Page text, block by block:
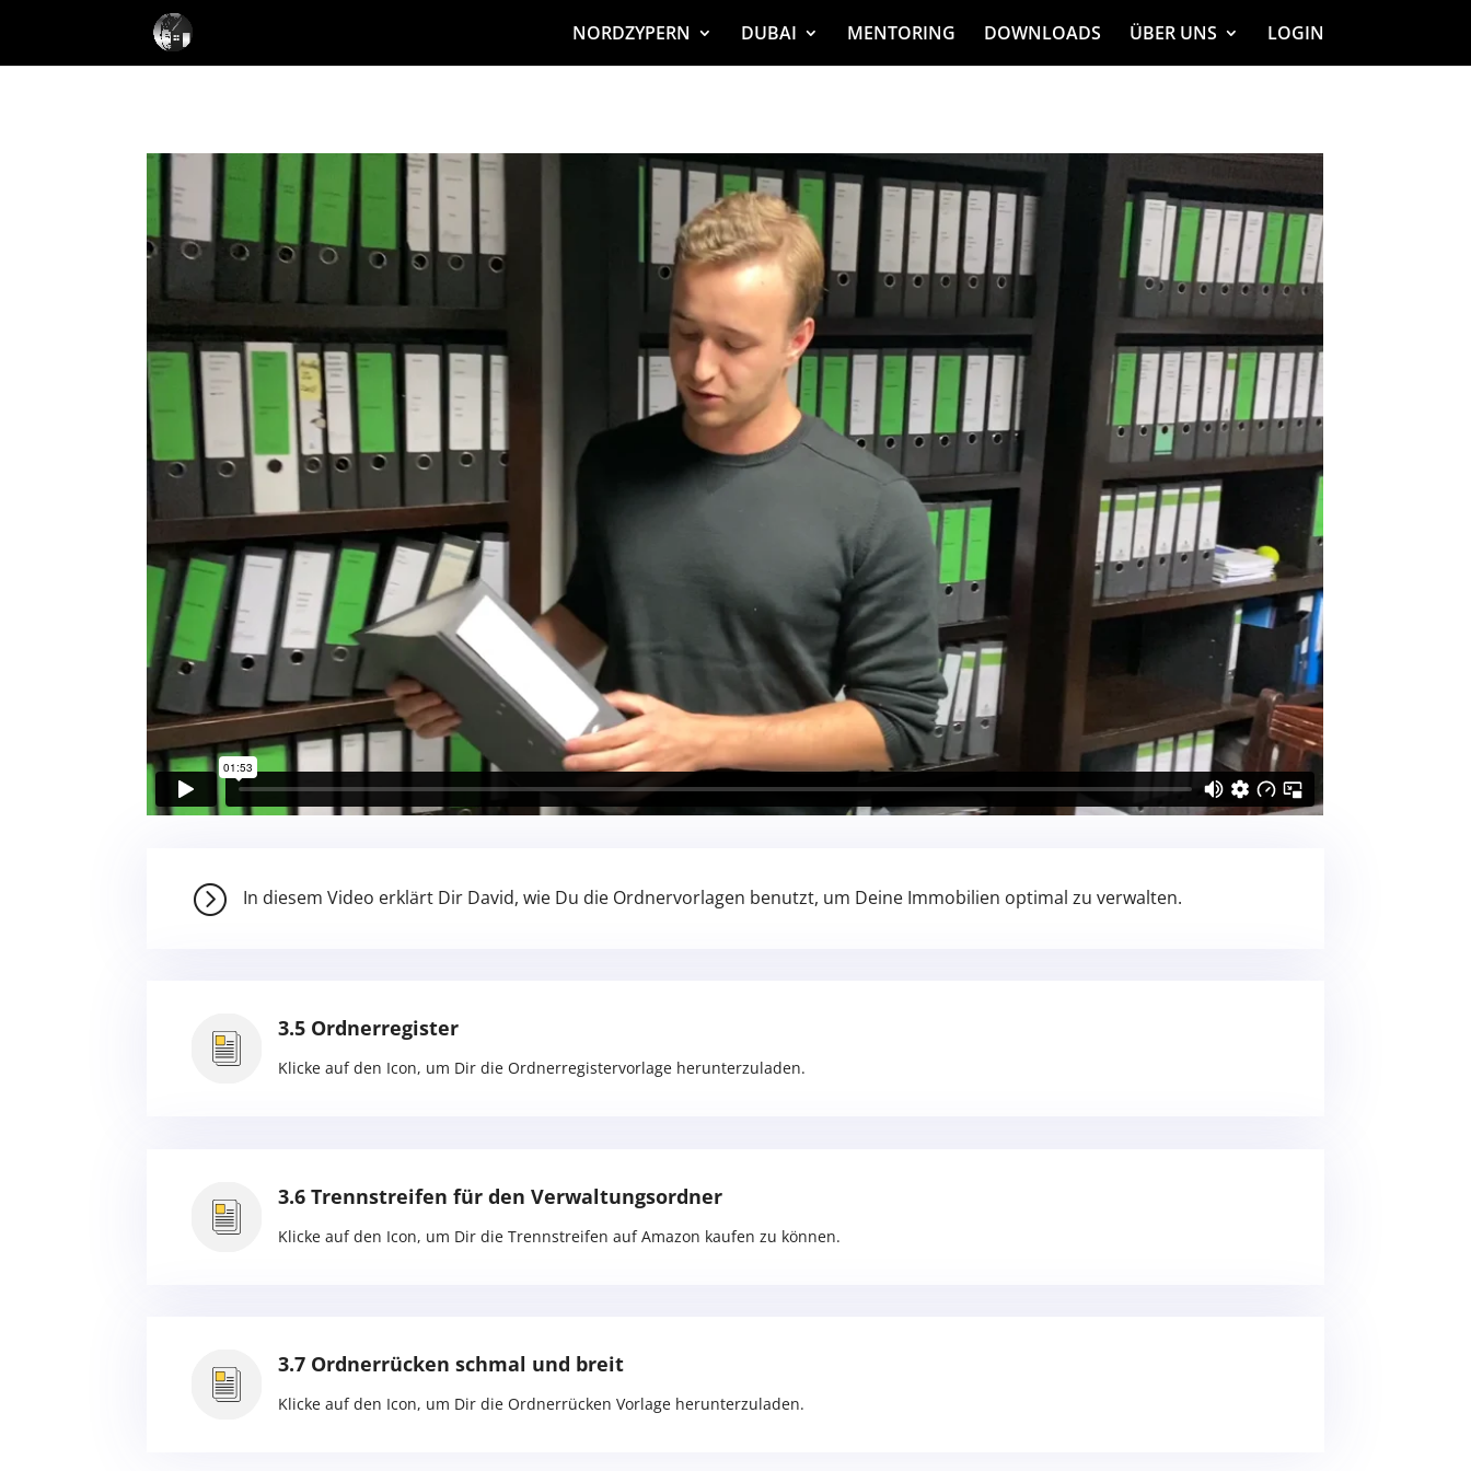
NORDZYPERN DUBAI MENTORING DOWNLOADS ÜBER UNS LOGIN
= In diesem Video erklärt Dir David, wie Du die Ordnervorlagen benutzt, um Deine Immobilien optimal zu verwalten.
3.5 Ordnerregister
Klicke auf den Icon, um Dir die Ordnerregistervorlage herunterzuladen.
3.6 Trennstreifen für den Verwaltungsordner
Klicke auf den Icon, um Dir die Trennstreifen auf Amazon kaufen zu können.
3.7 Ordnerrücken schmal und breit
Klicke auf den Icon, um Dir die Ordnerrücken Vorlage herunterzuladen.